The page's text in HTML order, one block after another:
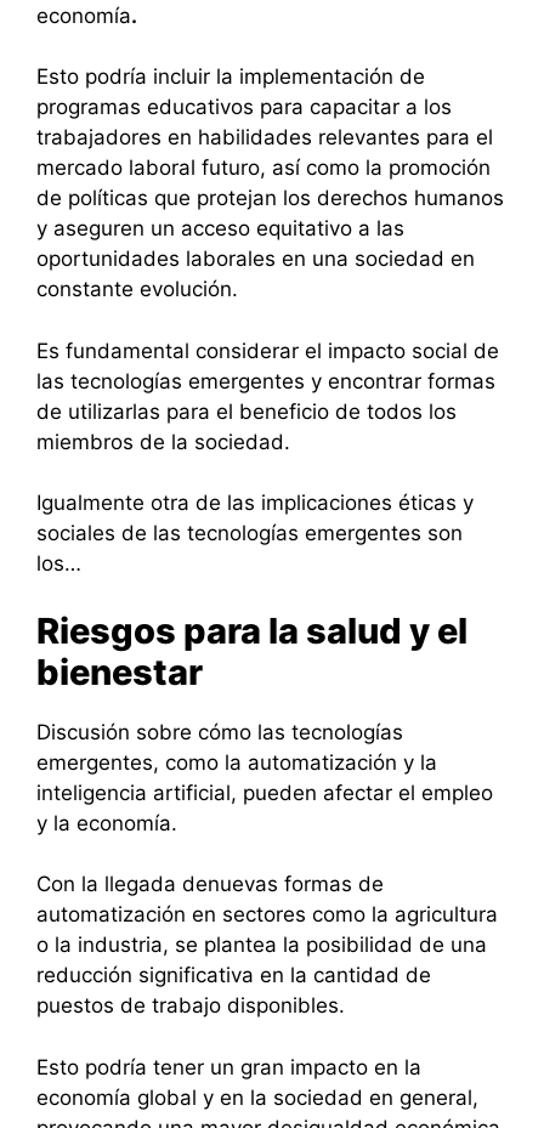
economía.
Esto podría incluir la implementación de
programas educativos para capacitar a los
trabajadores en habilidades relevantes para el
mercado laboral futuro, así como la promoción
de políticas que protejan los derechos humanos
y aseguren un acceso equitativo a las
oportunidades laborales en una sociedad en
constante evolución.
Es fundamental considerar el impacto social de
las tecnologías emergentes y encontrar formas
de utilizarlas para el beneficio de todos los
miembros de la sociedad.
Igualmente otra de las implicaciones éticas y
sociales de las tecnologías emergentes son
los…
Riesgos para la salud y el
bienestar
Discusión sobre cómo las tecnologías
emergentes, como la automatización y la
inteligencia artificial, pueden afectar el empleo
y la economía.
Con la llegada denuevas formas de
automatización en sectores como la agricultura
o la industria, se plantea la posibilidad de una
reducción significativa en la cantidad de
puestos de trabajo disponibles.
Esto podría tener un gran impacto en la
economía global y en la sociedad en general,